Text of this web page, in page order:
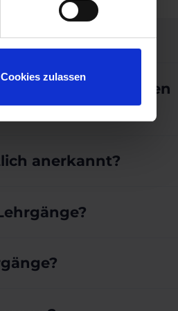
Cookies zulassen
die Meine Immobilien
anerkannt?